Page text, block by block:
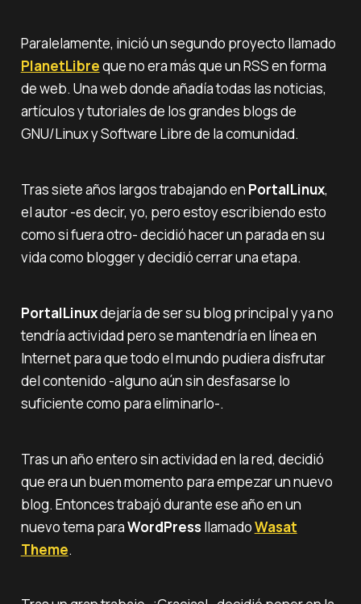
Paralelamente, inició un segundo proyecto llamado
PlanetLibreque no era más que un RSS en forma
de web. Una web donde añadía todas las noticias,
artículos y tutoriales de los grandes blogs de
GNU/Linux y Software Libre de la comunidad.
Tras siete años largos trabajando en PortalLinux,
el autor -es decir, yo, pero estoy escribiendo esto
como si fuera otro- decidió hacer un parada en su
vida como bloggery decidió cerrar una etapa.
PortalLinuxdejaría de ser su blog principal y ya no
tendría actividad pero se mantendría en línea en
Internet para que todo el mundo pudiera disfrutar
del contenido -alguno aún sin desfasarse lo
suficiente como para eliminarlo-.
Tras un año entero sin actividad en la red, decidió
que era un buen momento para empezar un nuevo
blog. Entonces trabajó durante ese año en un
nuevo tema paraWordPressllamadoWasat
Theme.